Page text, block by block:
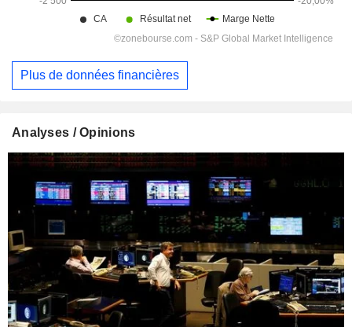
Plus de données financières
Analyses / Opinions